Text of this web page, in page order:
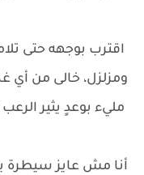
اقترب بوجهه حتى
ومزلزل، خالى من
مليء بوعدٍ يثير
أنا مش عايز سيطرة